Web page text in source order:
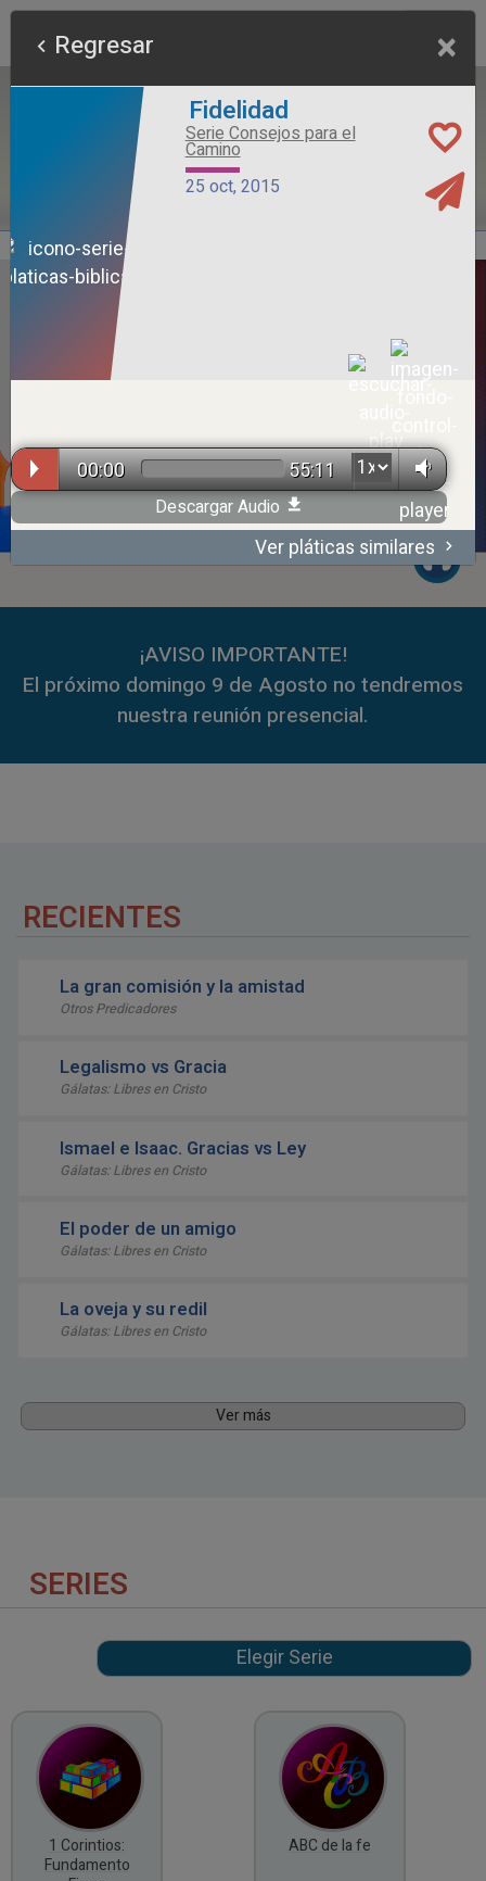
59:35
¡AVISO IMPORTANTE!
El próximo domingo 9 de Agosto no tendremos
nuestra reunión presencial.
RECIENTES
La gran comisión y la amistad
Otros Predicadores
Legalismo vs Gracia
Gálatas: Libres en Cristo
Ismael e Isaac. Gracias vs Ley
Gálatas: Libres en Cristo
El poder de un amigo
Gálatas: Libres en Cristo
La oveja y su redil
Gálatas: Libres en Cristo
Ver más
SERIES
1 Corintios:
Fundamento
ABC de la fe
Regresar ×
Fidelidad
Serie Consejos para el
Camino
25 oct, 2015
00:00 55:11
Descargar Audio
Ver pláticas similares